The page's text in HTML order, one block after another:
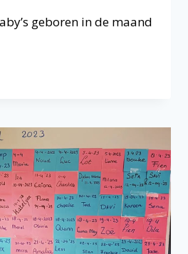
geboren in de maand